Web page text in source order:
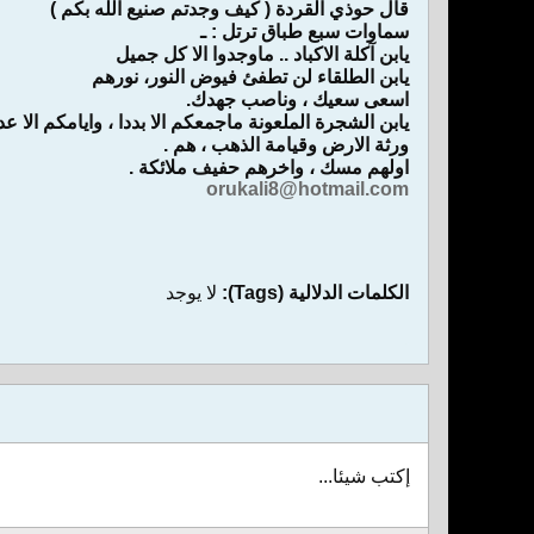
قال حوذي القردة ( كيف وجدتم صنيع الله بكم )
سماوات سبع طباق ترتل : ـ
يابن آكلة الاكباد .. ماوجدوا الا كل جميل
يابن الطلقاء لن تطفئ فيوض النور، نورهم
اسعى سعيك ، وناصب جهدك.
يابن الشجرة الملعونة ماجمعكم الا بددا ، وايامكم الا
ورثة الارض وقيامة الذهب ، هم .
اولهم مسك ، واخرهم حفيف ملائكة .
orukali8@hotmail.com
الكلمات الدلالية (Tags): لا يوجد
إكتب شيئا...